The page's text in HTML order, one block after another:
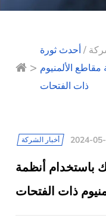
>
/ أحدث ثورة
الألمنيوم
ذات الفتحات
أخبار الشركة 2024-
باستخدام أنظمة
ذات الفتحات